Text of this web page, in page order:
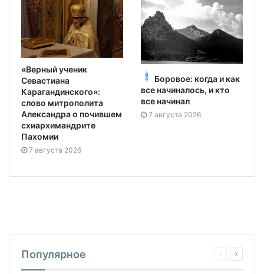
«Верный ученик
Севастиана
Карагандинского»:
слово митрополита
Александра о почившем
схиархимандрите
Пахомии
7 августа 2026
Боровое: когда и как
все начиналось, и кто
все начинал
7 августа 2026
Популярное